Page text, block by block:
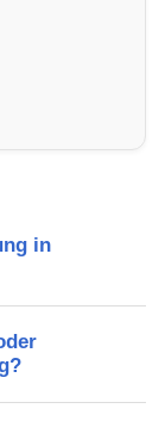
in